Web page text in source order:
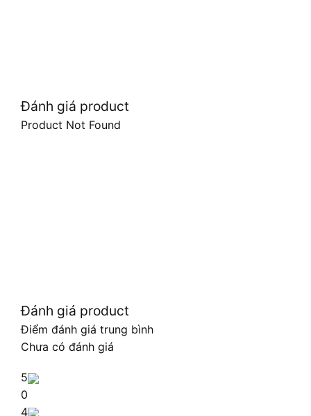
Đánh giá product
Product Not Found
Đánh giá product
Điểm đánh giá trung bình
Chưa có đánh giá
5
0
4